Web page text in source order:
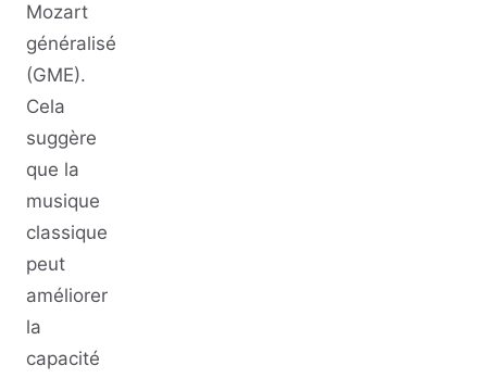
Mozart
généralisé
(GME).
Cela
suggère
que la
musique
classique
peut
améliorer
la
capacité